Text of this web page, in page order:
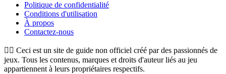
Politique de confidentialité
Conditions d'utilisation
À propos
Contactez-nous
👉🏻 Ceci est un site de guide non officiel créé par des passionnés de
jeux. Tous les contenus, marques et droits d'auteur liés au jeu
appartiennent à leurs propriétaires respectifs.